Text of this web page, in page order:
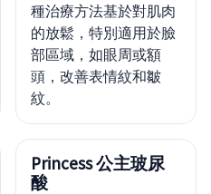
種治療方法基於對肌肉
的放鬆，特別適用於臉
部區域，如眼周或額
頭，改善表情紋和皺
紋。
Princess 公主玻尿
酸